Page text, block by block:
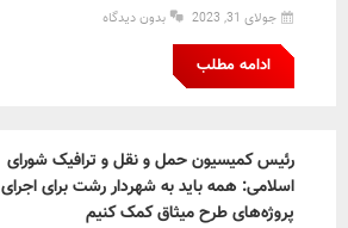
جولای 31, 2023 بدون دیدگاه
ادامه مطلب
رئیس کمیسیون حمل و نقل و ترافیک شورای
اسلامی: همه باید به شهردار رشت برای اجرای
پروژه‌های طرح میثاق کمک کنیم